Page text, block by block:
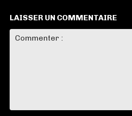
LAISSER UN COMMENTAIRE